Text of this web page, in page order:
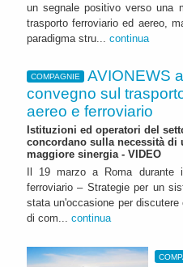
un segnale positivo verso una
trasporto ferroviario ed aereo,
paradigma stru... continua
COMPAGNIE
AVIONEWS
convegno sul
aereo e ferroviario
Istituzioni ed operatori del
concordano sulla necessità di
maggiore sinergia - VIDEO
Il 19 marzo a Roma durante
ferroviario – Strategie per un
stata un'occasione per
di com... continua